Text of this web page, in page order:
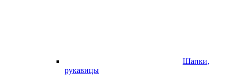
Шапки,
рукавицы